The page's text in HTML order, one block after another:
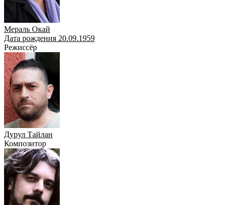
Мераль Окай
Дата рождения 20.09.1959
Режиссёр
Дурул Тайлан
Композитор